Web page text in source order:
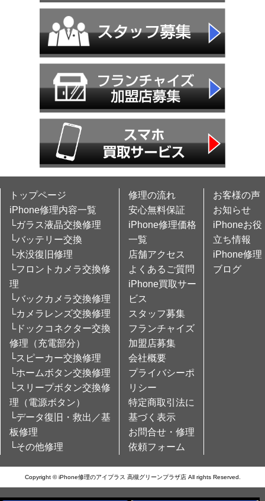
トップページ
iPhone修理内容一覧
└ガラス液晶交換修理
└バッテリー交換
└水没復旧修理
└フロントカメラ交換修
理
└バックカメラ交換修理
└カメラレンズ交換修理
└ドックコネクター交換
修理（充電部分）
└スピーカー交換修理
└ホームボタン交換修理
└スリープボタン交換修
理（電源ボタン）
└データ復旧・救出／基
板修理
└その他修理
修理の流れ
安心無料保証
iPhone修理価格
一覧
店舗アクセス
よくあるご質問
iPhone買取サー
ビス
スタッフ募集
フランチャイズ
加盟店募集
会社概要
プライバシーポ
リシー
特定商取引法に
基づく表示
お問合せ・修理
依頼フォーム
お客様の声
お知らせ
iPhoneお役
立ち情報
iPhone修理
ブログ
Copyright © iPhone修理のアイプラス 高槻グリーンプラザ店 All rights Reserved.